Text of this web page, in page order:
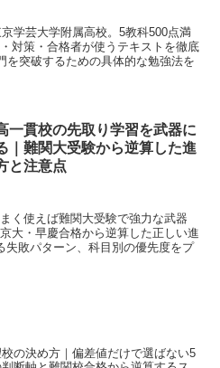
学芸大学附属高校。5教科500点満
対策・合格者が使うテキストを徹底
を突破するための具体的な勉強法を
一貫校の先取り学習を武器に
｜難関大受験から逆算した進
と注意点
く使えば難関大受験で強力な武器
大・早慶合格から逆算した正しい進
失敗パターン、科目別の優先度をプ
の決め方｜偏差値だけで選ばない5